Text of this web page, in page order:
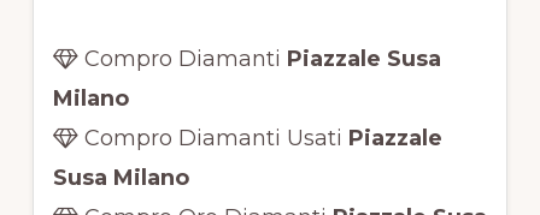
Compro Diamanti Piazzale Susa
Milano
Compro Diamanti Usati Piazzale
Susa Milano